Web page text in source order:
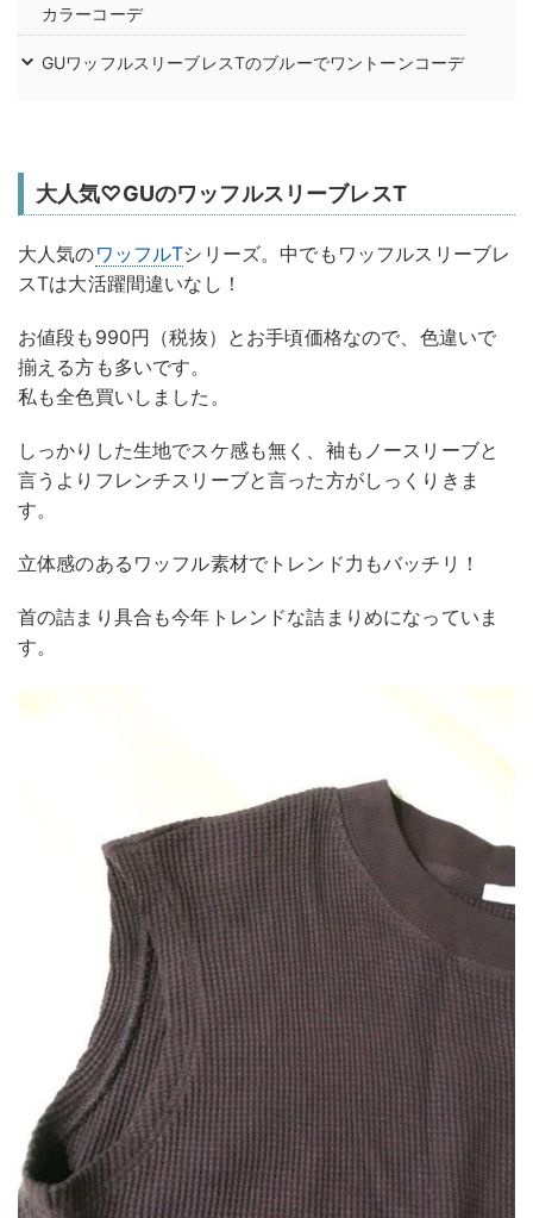
カラーコーデ
GUワッフルスリーブレスTのブルーでワントーンコーデ
大人気♡GUのワッフルスリーブレスT
大人気のワッフルTシリーズ。中でもワッフルスリーブレ
スTは大活躍間違いなし！
お値段も990円（税抜）とお手頃価格なので、色違いで
揃える方も多いです。
私も全色買いしました。
しっかりした生地でスケ感も無く、袖もノースリーブと
言うよりフレンチスリーブと言った方がしっくりきま
す。
立体感のあるワッフル素材でトレンド力もバッチリ！
首の詰まり具合も今年トレンドな詰まりめになっていま
す。